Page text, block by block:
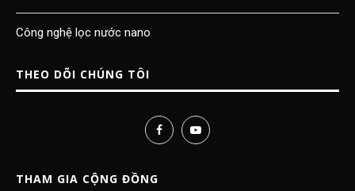
Công nghệ lọc nước nano
THEO DÕI CHÚNG TÔI
THAM GIA CỘNG ĐỒNG